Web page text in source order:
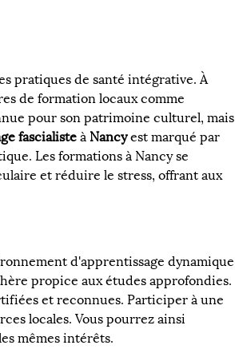
pratiques de santé intégrative. À
de formation locaux comme
pour son patrimoine culturel, mais
fascialiste à Nancy est marqué par
Les formations à Nancy se
et réduire le stress, offrant aux
d'apprentissage dynamique
propice aux études approfondies.
et reconnues. Participer à une
locales. Vous pourrez ainsi
mêmes intérêts.